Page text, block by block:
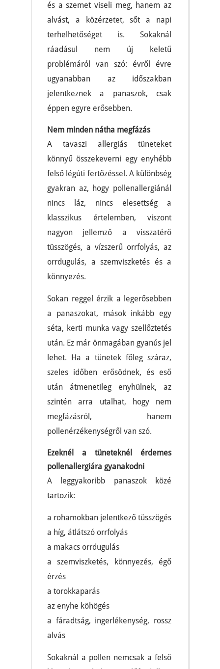
és a szemet viseli meg, hanem az
alvást, a közérzetet, sőt a napi
terhelhetőséget is. Sokaknál
ráadásul nem új keletű
problémáról van szó: évről évre
ugyanabban az időszakban
jelentkeznek a panaszok, csak
éppen egyre erősebben.
Nem minden nátha megfázás
A tavaszi allergiás tüneteket
könnyű összekeverni egy enyhébb
felső légúti fertőzéssel. A különbség
gyakran az, hogy pollenallergiánál
nincs láz, nincs elesettség a
klasszikus értelemben, viszont
nagyon jellemző a visszatérő
tüsszögés, a vízszerű orrfolyás, az
orrdugulás, a szemviszketés és a
könnyezés.
Sokan reggel érzik a legerősebben
a panaszokat, mások inkább egy
séta, kerti munka vagy szellőztetés
után. Ez már önmagában gyanús jel
lehet. Ha a tünetek főleg száraz,
szeles időben erősödnek, és eső
után átmenetileg enyhülnek, az
szintén arra utalhat, hogy nem
megfázásról, hanem
pollenérzékenységről van szó.
Ezeknél a tüneteknél érdemes
pollenallergiára gyanakodni
A leggyakoribb panaszok közé
tartozik:
a rohamokban jelentkező tüsszögés
a híg, átlátszó orrfolyás
a makacs orrdugulás
a szemviszketés, könnyezés, égő
érzés
a torokkaparás
az enyhe köhögés
a fáradtság, ingerlékenység, rossz
alvás
Sokaknál a pollen nemcsak a felső